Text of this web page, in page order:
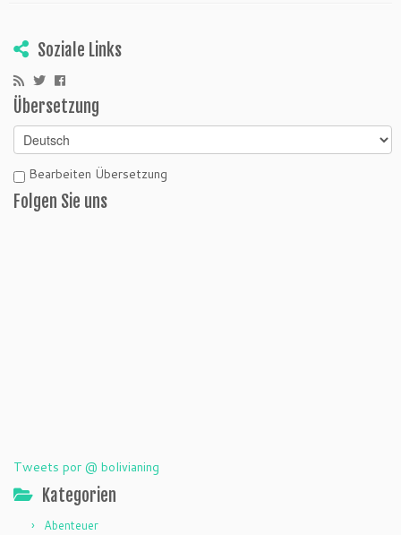
Soziale Links
Übersetzung
Bearbeiten Übersetzung
Folgen Sie uns
Tweets por @ bolivianing
Kategorien
Abenteuer